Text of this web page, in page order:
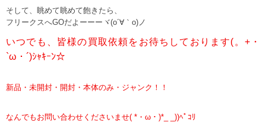
そして、眺めて眺めて飽きたら、
フリークスへGOだよーーーヾ(o´∀｀o)ノ
いつでも、皆様の買取依頼をお待ちしております(。+・
`ω・´)ｼｬｷｰﾝ☆
新品・未開封・開封・本体のみ・ジャンク！！
なんでもお問い合わせくださいませ( *・ω・)*_ _))ﾍﾟｺﾘ